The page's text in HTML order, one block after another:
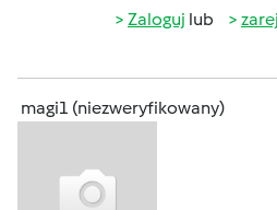
Zaloguj lub
magi1 (niezweryfikowany)